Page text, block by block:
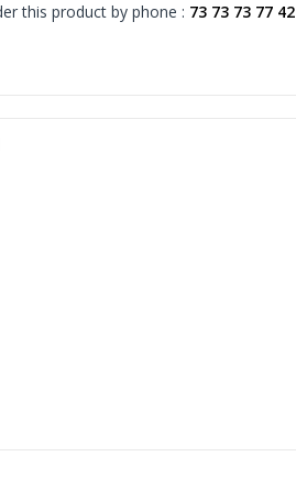
this product by phone : 73 73 73 77 42